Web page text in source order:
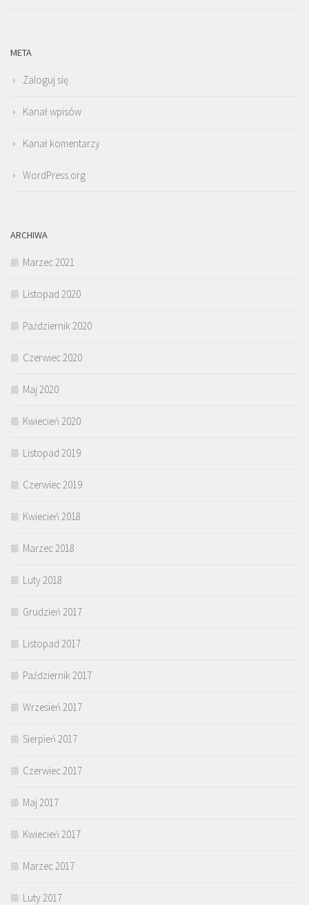
META
Zaloguj się
Kanał wpisów
Kanał komentarzy
WordPress.org
ARCHIWA
Marzec 2021
Listopad 2020
Październik 2020
Czerwiec 2020
Maj 2020
Kwiecień 2020
Listopad 2019
Czerwiec 2019
Kwiecień 2018
Marzec 2018
Luty 2018
Grudzień 2017
Listopad 2017
Październik 2017
Wrzesień 2017
Sierpień 2017
Czerwiec 2017
Maj 2017
Kwiecień 2017
Marzec 2017
Luty 2017